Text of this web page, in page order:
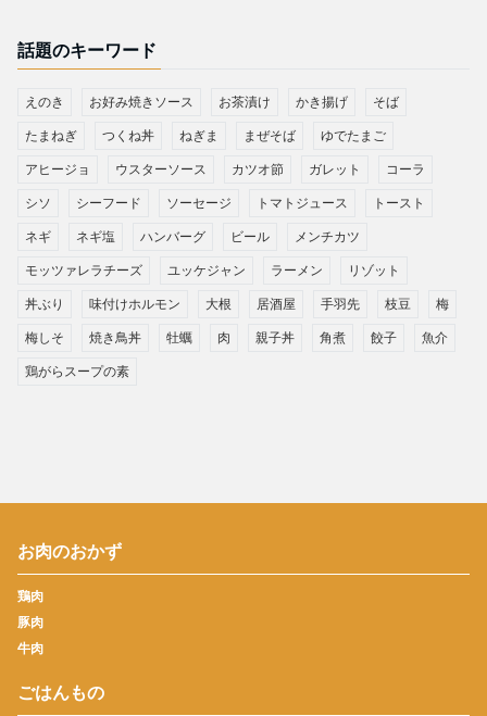
話題のキーワード
えのき お好み焼きソース お茶漬け かき揚げ そば
たまねぎ つくね丼 ねぎま まぜそば ゆでたまご
アヒージョ ウスターソース カツオ節 ガレット コーラ
シソ シーフード ソーセージ トマトジュース トースト
ネギ ネギ塩 ハンバーグ ビール メンチカツ
モッツァレラチーズ ユッケジャン ラーメン リゾット
丼ぶり 味付けホルモン 大根 居酒屋 手羽先 枝豆 梅
梅しそ 焼き鳥丼 牡蠣 肉 親子丼 角煮 餃子 魚介
鶏がらスープの素
お肉のおかず
鶏肉
豚肉
牛肉
ごはんもの